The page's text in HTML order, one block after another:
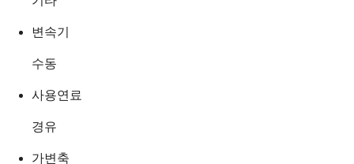
변속기
수동
사용연료
경유
가변축